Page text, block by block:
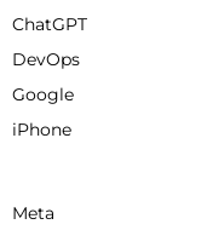
ChatGPT
DevOps
Google
iPhone
Meta